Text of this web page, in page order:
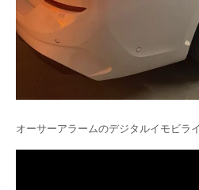
オーサーアラームのデジタルイモビラ